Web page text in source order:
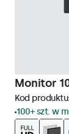
Monitor
Kod produktu:
100+ szt. w